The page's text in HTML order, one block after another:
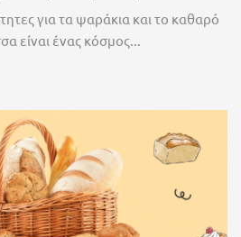
για τα ψαράκια και το καθαρό
είναι ένας κόσμος...